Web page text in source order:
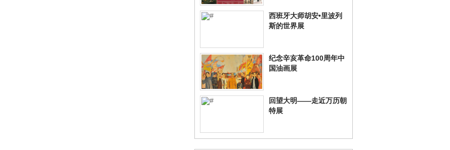
西班牙大师胡安•里波列
斯的世界展
纪念辛亥革命100周年中
国油画展
回望大明——走近万历朝
特展